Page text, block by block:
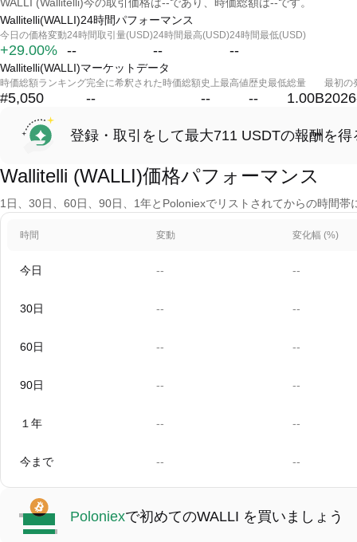
Wallitelli(WALLI)24時間パフォーマンス
今日の価格変動
+29.00%
24時間取引量(USD)
--
24時間最高(USD)
--
24時間最低(USD)
--
Wallitelli(WALLI)マーケットデータ
時価総額ランキング
#5,050
完全に希釈された時価総額
--
史上最高値
--
歴史最低
--
総量
1.00B
最初の
登録・取引をして最大711 USDTの報酬を得
Wallitelli (WALLI)価格パフォーマンス
1日、30日、60日、90日、1年とPoloniexでリストされてからの時間
時間 変動 変化幅 (%)
今日 -- --
30日 -- --
60日 -- --
90日 -- --
１年 -- --
今まで -- --
Poloniexで初めてのWALLI を買いましょう